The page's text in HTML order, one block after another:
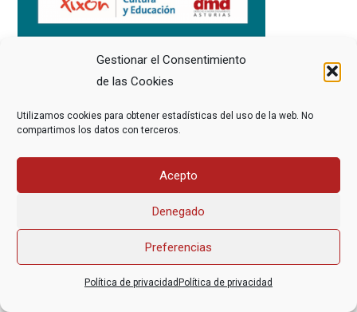
Gestionar el Consentimiento
de las Cookies
Utilizamos cookies para obtener estadísticas del uso de la web. No
compartimos los datos con terceros.
Acepto
Denegado
Preferencias
Política de privacidad Política de privacidad
informacion@derechoamorir.org